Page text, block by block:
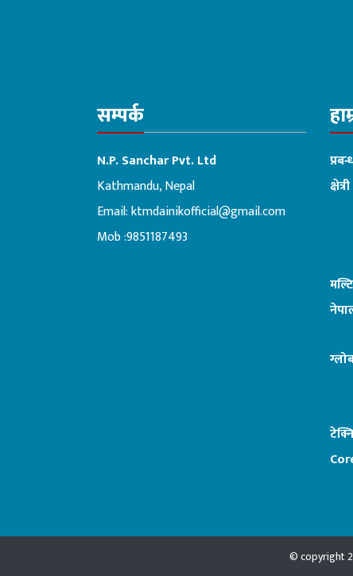
सम्पर्क
N.P. Sanchar Pvt. Ltd
Kathmandu, Nepal
Email:ktmdainikofficial@gmail.com
Mob :9851187493
क्षेत्री
© copyright